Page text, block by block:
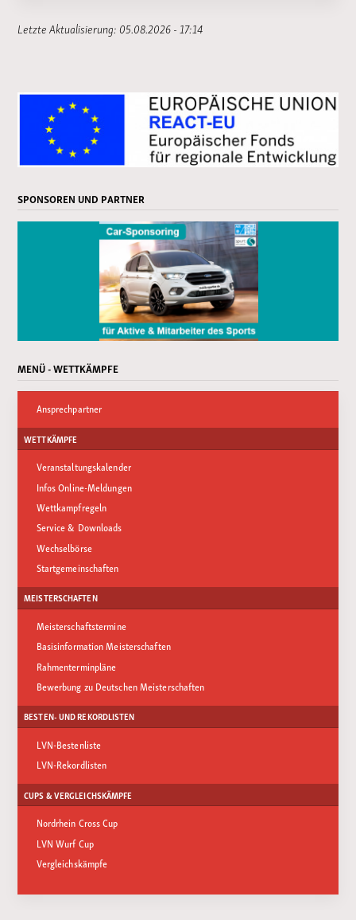
Letzte Aktualisierung: 05.08.2026 - 17:14
SPONSOREN UND PARTNER
MENÜ - WETTKÄMPFE
Ansprechpartner
WETTKÄMPFE
Veranstaltungskalender
Infos Online-Meldungen
Wettkampfregeln
Service & Downloads
Wechselbörse
Startgemeinschaften
MEISTERSCHAFTEN
Meisterschaftstermine
Basisinformation Meisterschaften
Rahmenterminpläne
Bewerbung zu Deutschen Meisterschaften
BESTEN- UND REKORDLISTEN
LVN-Bestenliste
LVN-Rekordlisten
CUPS & VERGLEICHSKÄMPFE
Nordrhein Cross Cup
LVN Wurf Cup
Vergleichskämpfe